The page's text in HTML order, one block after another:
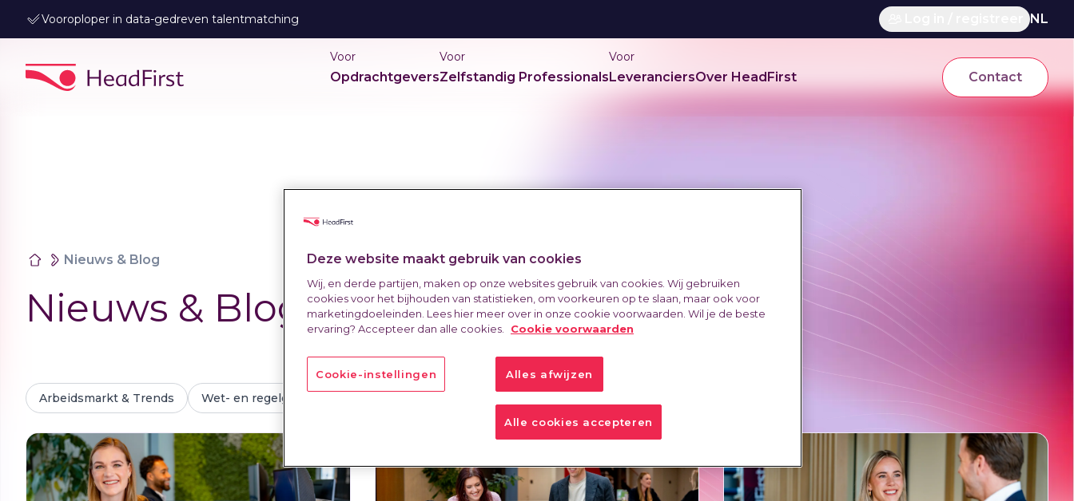
Vooroploper in data-gedreven talentmatching NL
Voor
Opdrachtgevers
Voor
Zelfstandig Professionals
Voor
LeveranciersOver HeadFirst Contact
Nieuws & Blog
Nieuws & Blog
Arbeidsmarkt & Trends Wet- en regelgeving
Deze website maakt gebruik van cookies
Wij, en derde partijen, maken op onze websites gebruik van cookies. Wij gebruiken
cookies voor het bijhouden van statistieken, om voorkeuren op te slaan, maar ook voor
marketingdoeleinden. Lees hier meer over in onze cookie voorwaarden. Wil je de beste
ervaring? Accepteer dan alle cookies.
Cookie voorwaarden
Cookie-instellingen Alles afwijzen
Alle cookies accepteren